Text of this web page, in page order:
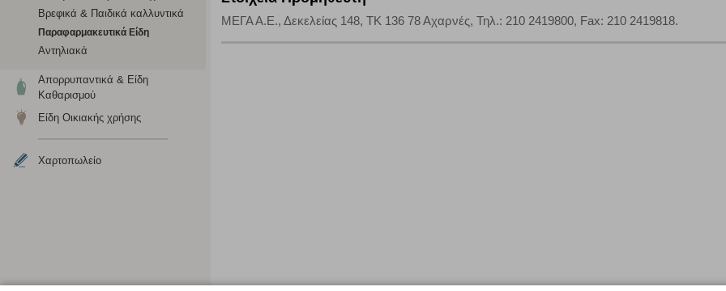
Βρεφικά & Παιδικά καλλυντικά
Παραφαρμακευτικά Είδη
Αντηλιακά
Απορρυπαντικά & Είδη
Καθαρισμού
Είδη Οικιακής χρήσης
Χαρτοπωλείο
ΜΕΓΑ Α.Ε., Δεκελείας 148, ΤΚ 136 78 Αχαρνές, Τηλ.: 210 2419800, Fax: 210 2419818.
Αποθήκευση ρυθμίσεων